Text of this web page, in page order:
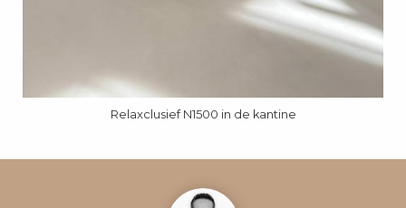
Relaxclusief N1500 in de kantine